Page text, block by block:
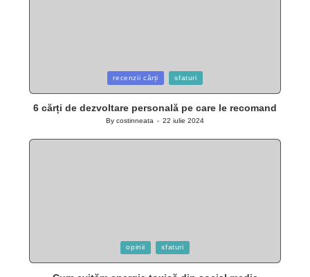
in
recenzii cărți sfaturi
6 cărți de dezvoltare personală pe care le recomand
Posted
Bycostinneata 22 iulie 2024
in
opinii sfaturi